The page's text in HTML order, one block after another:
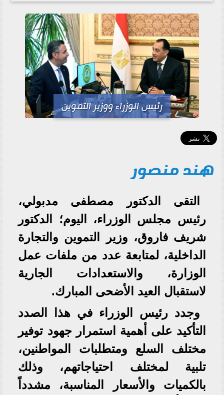
رئيس الوزراء ووزير التموين
هند منصور
التقى الدكتور مصطفى مدبولي،
رئيس مجلس الوزراء، اليوم؛ الدكتور
شريف فاروق، وزير التموين والتجارة
الداخلية، لمتابعة عدد من ملفات عمل
الوزارة، والاستعدادات الجارية
لاستقبال العيد الأضحى المبارك.
وجدد رئيس الوزراء في هذا الصدد
التأكيد على أهمية استمرار جهود توفير
مختلف السلع ومتطلبات المواطنين،
تلبية لمختلف احتياجاتهم، وذلك
بالكميات والأسعار المناسبة، مشدداً